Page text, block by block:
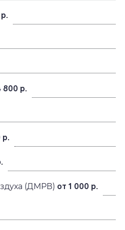
800 р.
р.
(ДМРВ) от 1 000 р.